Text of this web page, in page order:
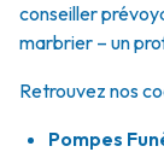
conseiller
marbrier – un
Retrouvez nos
Pompes